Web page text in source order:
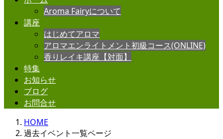
Aroma Fairyについて
講座
はじめてアロマ
アロマエンライトメント初級コース(ONLINE)
香りレイキ講座【対面】
特集
お知らせ
ブログ
お問合せ
HOME
過去イベント一覧ページ